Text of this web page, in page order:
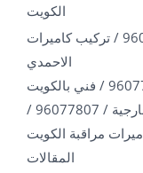
الكويت
فني تركيب كاميرات / 96077807 / تركيب كاميرات
الاحمدي
تركيب كاميرات مراقبة داخلية وخارجية / 96077807 /
مراقبة الكويت
المقالات